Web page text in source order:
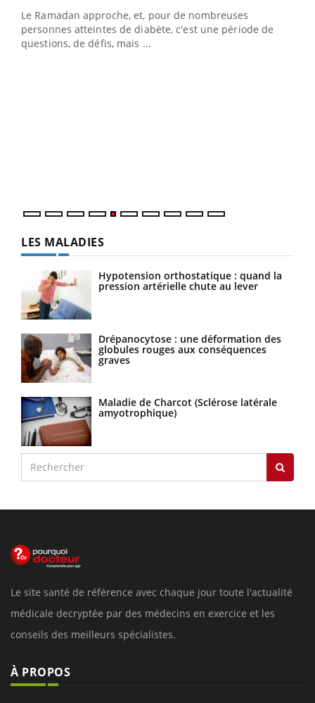
Le Ramadan approche, et, pour de nombreuses
personnes atteintes de diabète, c'est une période de
questions, de défis, mais ...
LES MALADIES
Hypotension orthostatique : quand la
pression artérielle chute au lever
Drépanocytose : une déformation des
globules rouges aux conséquences
graves
Maladie de Charcot (Sclérose latérale
amyotrophique)
Le site santé de référence avec chaque jour toute l'actualité
médicale decryptée par des médecins en exercice et les
conseils des meilleurs spécialistes.
À PROPOS